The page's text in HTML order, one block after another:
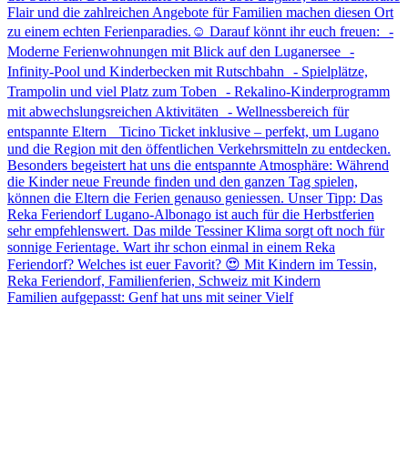
Familien aufgepasst: Genf hat uns mit seiner Vielf